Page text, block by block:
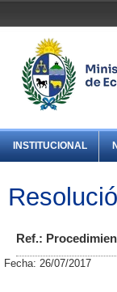
INSTITUCIONAL
Ref.:
Fecha: 26/07/2017